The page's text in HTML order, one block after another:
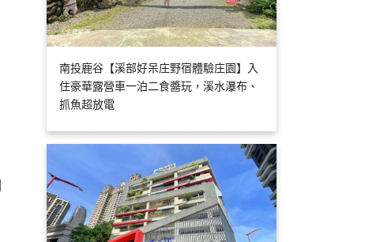
南投鹿谷【溪部好呆庄野宿體驗庄園】入
住豪華露營車一泊二食醬玩，溪水瀑布、
抓魚超放電